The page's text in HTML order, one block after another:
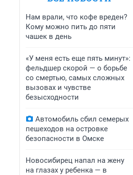
Нам врали, что кофе вреден?
Кому можно пить до пяти
чашек в день
«У меня есть еще пять минут»:
фельдшер скорой — о борьбе
со смертью, самых сложных
вызовах и чувстве
безысходности
Автомобиль сбил семерых
пешеходов на островке
безопасности в Омске
Новосибирец напал на жену
на глазах у ребенка — в